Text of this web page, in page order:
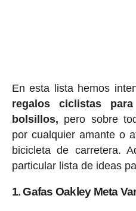
En esta lista hemos
regalos ciclistas
bolsillos, pero sobre
por cualquier amante o
bicicleta de carretera.
particular lista de ideas
1. Gafas Oakley Meta